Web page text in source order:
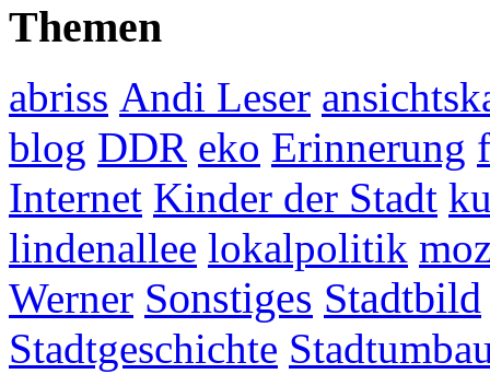
Themen
abriss Andi Leser
blog DDR eko Erinnerung
Internet Kinder der Stadt
lindenallee lokalpolitik
Werner Sonstiges Stadtbild
Stadtgeschichte